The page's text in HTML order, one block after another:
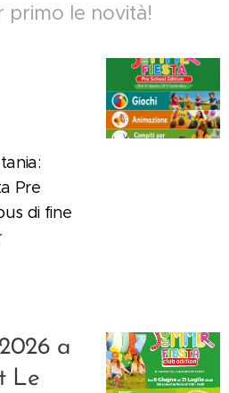
primo le novità!
Pre
di fine
a
Le